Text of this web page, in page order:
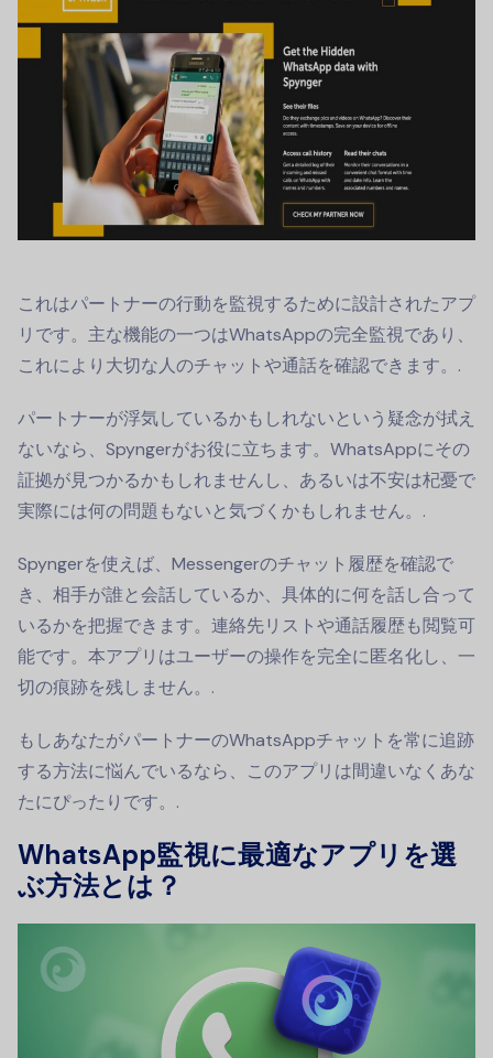
これはパートナーの行動を監視するために設計されたアプ
リです。主な機能の一つはWhatsAppの完全監視であり、
これにより大切な人のチャットや通話を確認できます。.
パートナーが浮気しているかもしれないという疑念が拭え
ないなら、Spyngerがお役に立ちます。WhatsAppにその
証拠が見つかるかもしれませんし、あるいは不安は杞憂で
実際には何の問題もないと気づくかもしれません。.
Spyngerを使えば、Messengerのチャット履歴を確認で
き、相手が誰と会話しているか、具体的に何を話し合って
いるかを把握できます。連絡先リストや通話履歴も閲覧可
能です。本アプリはユーザーの操作を完全に匿名化し、一
切の痕跡を残しません。.
もしあなたがパートナーのWhatsAppチャットを常に追跡
する方法に悩んでいるなら、このアプリは間違いなくあな
たにぴったりです。.
WhatsApp監視に最適なアプリを選
ぶ方法とは？